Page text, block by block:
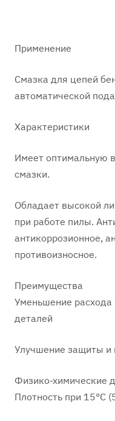
Применение
Смазка для цепей
автоматической
Характеристики
Имеет оптимальную
смазки.
Обладает высокой
при работе пилы.
антикоррозионное,
противоизносное.
Преимущества
Уменьшение
деталей
Улучшение защиты и
Физико-химические
Плотность при 15°C